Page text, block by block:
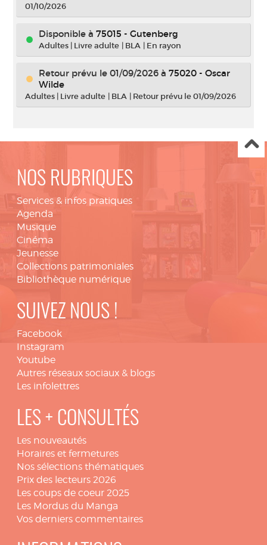
01/10/2026
Disponible à 75015 - Gutenberg
Adultes | Livre adulte | BLA | En rayon
Retour prévu le 01/09/2026 à 75020 - Oscar
Wilde
Adultes | Livre adulte | BLA | Retour prévu le 01/09/2026
NOS RUBRIQUES
Services & infos pratiques
Agenda
Musique
Cinéma
Jeunesse
Collections patrimoniales
Bibliothèque numérique
SUIVEZ NOUS !
Facebook
Instagram
Youtube
Autres réseaux sociaux & blogs
Les infolettres
LES + CONSULTÉS
Les nouveautés
Horaires et fermetures
Nos sélections thématiques
Prix des lecteurs 2026
Les coups de coeur 2025
Les Mordus du Manga
Vos derniers commentaires